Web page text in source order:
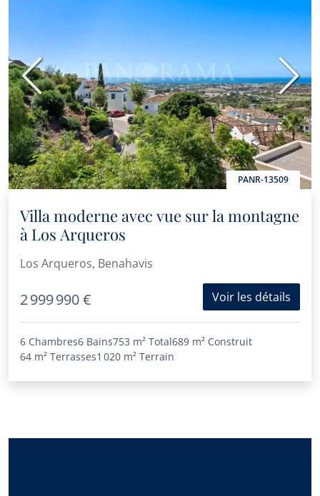
PANR-13509
Précédent
Villa moderne avec vue sur la montagne
à Los Arqueros
Los Arqueros, Benahavis
2 999 990 € Voir les détails
6 Chambres6 Bains753 m² Total689 m² Construit
64 m² Terrasses1 020 m² Terrain